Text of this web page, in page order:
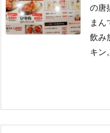
の唐
まん
飲み
キン